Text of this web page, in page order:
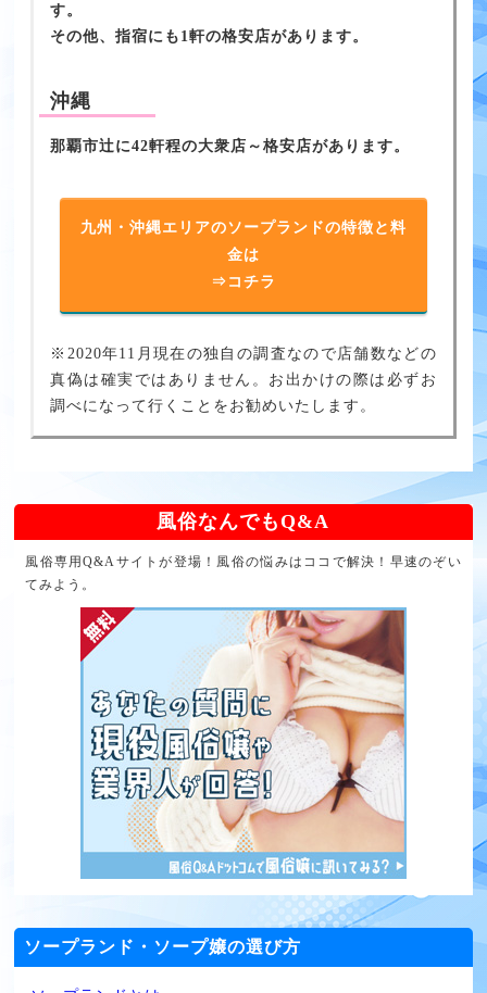
す。
その他、指宿にも1軒の格安店があります。
沖縄
那覇市辻に42軒程の大衆店～格安店があります。
九州・沖縄エリアのソープランドの特徴と料
金は
⇒コチラ
※2020年11月現在の独自の調査なので店舗数などの
真偽は確実ではありません。お出かけの際は必ずお
調べになって行くことをお勧めいたします。
風俗なんでもQ&A
風俗専用Q&Aサイトが登場！風俗の悩みはココで解決！早速のぞい
てみよう。
ソープランド・ソープ嬢の選び方